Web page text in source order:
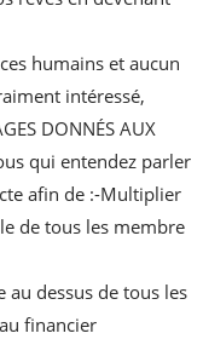
humains et aucun
intéressé,
DONNÉS AUX
qui entendez parler
afin de :-Multiplier
de tous les membre
dessus de tous les
financier